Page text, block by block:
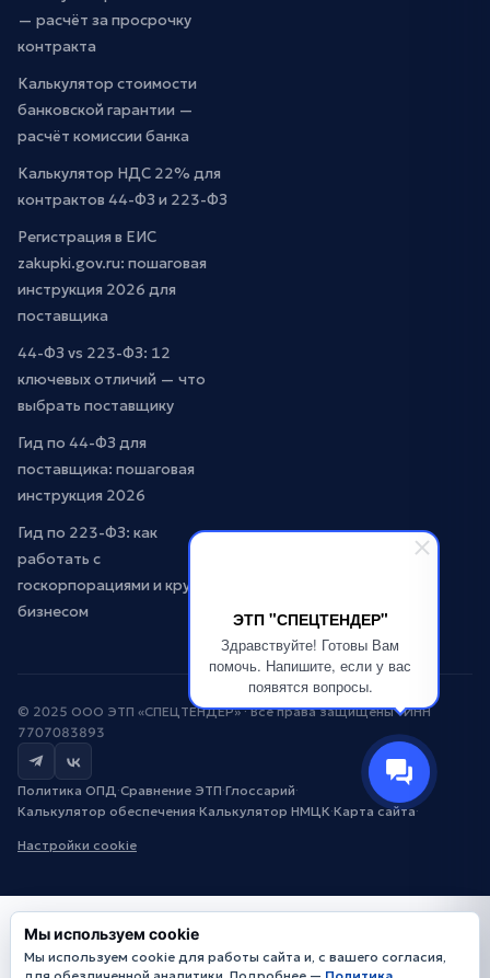
ЭТП "СПЕЦТЕНДЕР"
Здравствуйте! Готовы Вам
помочь. Напишите, если у вас
появятся вопросы.
— расчёт за просрочку
контракта
Калькулятор стоимости
банковской гарантии —
расчёт комиссии банка
Калькулятор НДС 22% для
контрактов 44-ФЗ и 223-ФЗ
Регистрация в ЕИС
zakupki.gov.ru: пошаговая
инструкция 2026 для
поставщика
44-ФЗ vs 223-ФЗ: 12
ключевых отличий — что
выбрать поставщику
Гид по 44-ФЗ для
поставщика: пошаговая
инструкция 2026
Гид по 223-ФЗ: как
работать с
госкорпорациями и крупным
бизнесом
© 2025 ООО ЭТП «СПЕЦТЕНДЕР» · Все права защищены · ИНН
7707083893
Политика ОПД ·Сравнение ЭТП·Глоссарий·
Калькулятор обеспечения·Калькулятор НМЦК·Карта сайта·
Настройки cookie
Мы используем cookie
Мы используем cookie для работы сайта и, с вашего согласия,